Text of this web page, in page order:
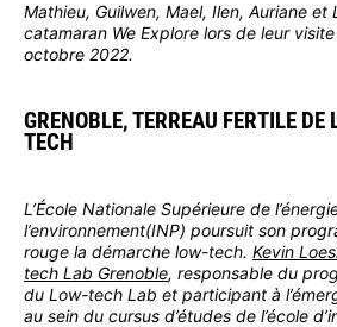
Mathieu, Guilwen, Mael, Ilen, Auriane et
catamaran We Explore lors de leur
octobre 2022.
GRENOBLE, TERREAU FERTILE DE
TECH
L’École Nationale Supérieure de
l’environnement(INP) poursuit son
rouge la démarche low-tech. Kevin
tech Lab Grenoble, responsable du
du Low-tech Lab et participant à
au sein du cursus d’études de l’école